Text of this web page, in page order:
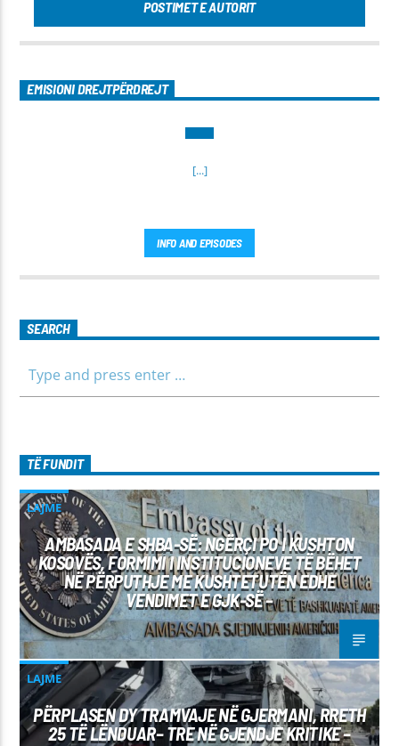
POSTIMET E AUTORIT
EMISIONI DREJTPËRDREJT
[...]
INFO AND EPISODES
SEARCH
TË FUNDIT
LAJME
AMBASADA E SHBA-SË: NGËRÇI PO I KUSHTON
KOSOVËS, FORMIMI I INSTITUCIONEVE TË BËHET
NË PËRPUTHJE ME KUSHTETUTËN EDHE
VENDIMET E GJK-SË –
LAJME
PËRPLASEN DY TRAMVAJE NË GJERMANI, RRETH
25 TË LËNDUAR– TRE NË GJENDJE KRITIKE –